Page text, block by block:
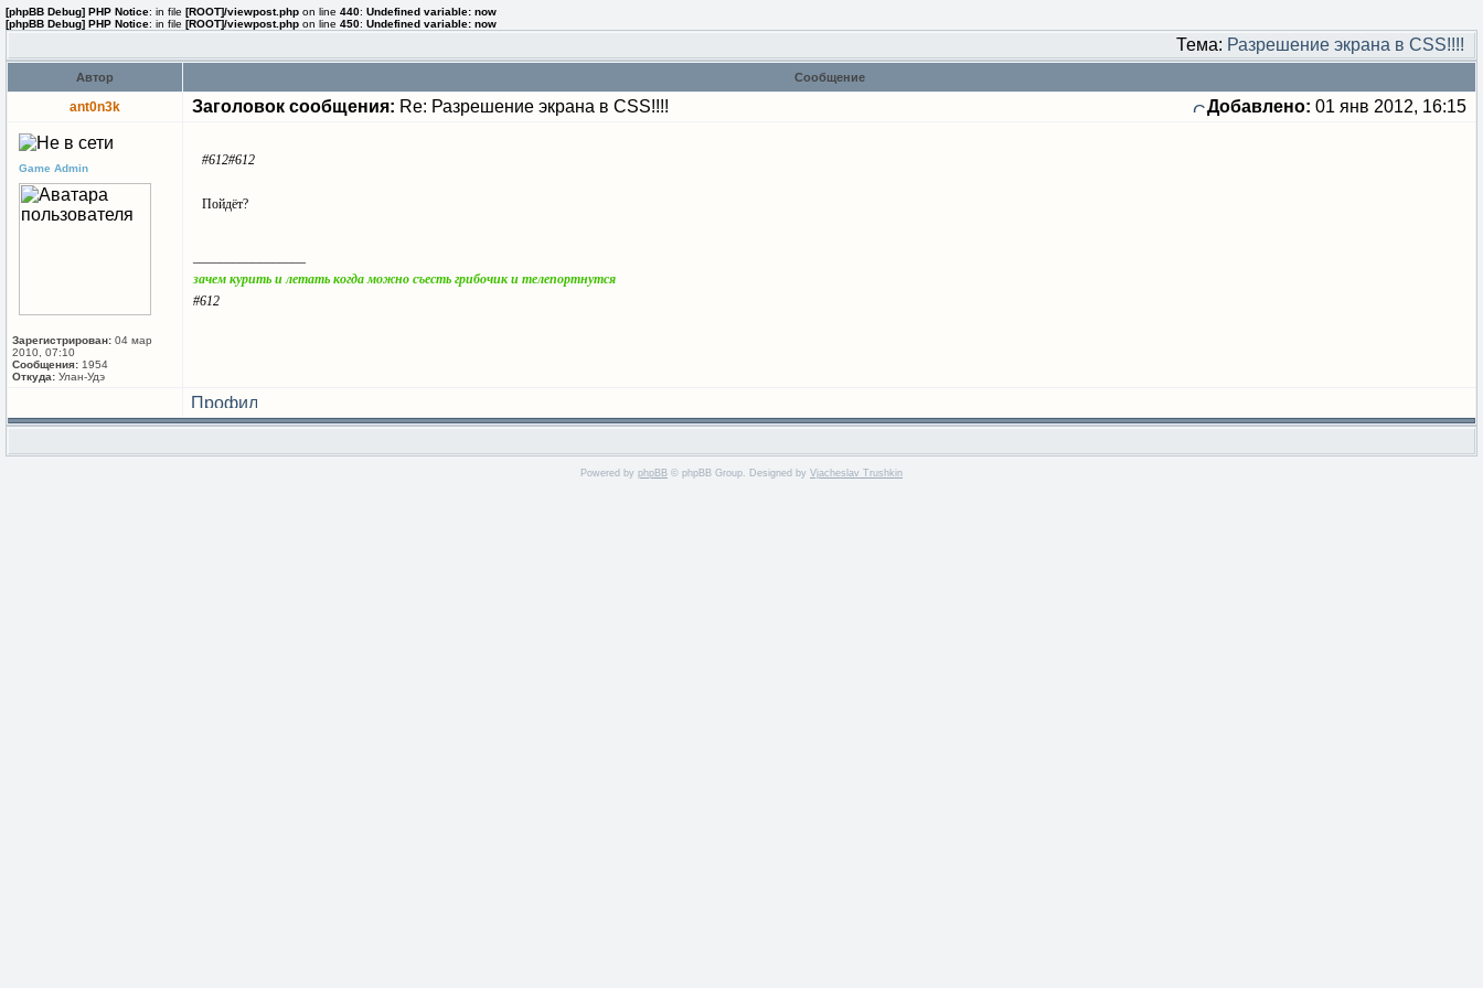
[phpBB Debug] PHP Notice: in file [ROOT]/viewpost.php on line 440: Undefined variable: now
[phpBB Debug] PHP Notice: in file [ROOT]/viewpost.php on line 450: Undefined variable: now
Тема: Разрешение экрана в CSS!!!!
Автор Сообщение
ant0n3k Заголовок сообщения: Re: Разрешение экрана в CSS!!!! Добавлено: 01 янв 2012, 16:15
Game Admin
Зарегистрирован: 04 мар
2010, 07:10
Сообщения: 1954
Откуда: Улан-Удэ
#612#612
Пойдёт?
зачем курить и летать когда можно съесть грибочик и телепортнутся
#612
Powered by phpBB © phpBB Group. Designed by Vjacheslav Trushkin